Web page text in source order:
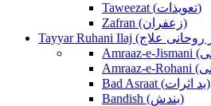
Taweezat (تعویذات)
Zafran (زعفران)
Bad Asraat (بد اثرات)
Bandish (بندش)